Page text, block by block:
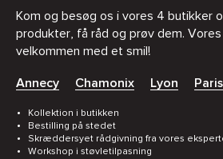
Kom og besøg os i vores 4 butikker
produkter, få råd og prøv dem.
velkommen med et smil!
Annecy Chamonix Lyon Paris
Kollektion i butikken
Bestilling på stedet
Skræddersyet rådgivning fra vores
Workshop i støvletilpasning